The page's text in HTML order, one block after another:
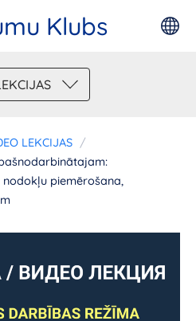
Klubs
LEKCIJAS
piemērošana,